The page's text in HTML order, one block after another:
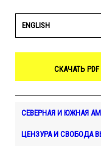
ENGLISH
СКАЧАТЬ PDF
СЕВЕРНАЯ И ЮЖНАЯ
ЦЕНЗУРА И СВОБОДА